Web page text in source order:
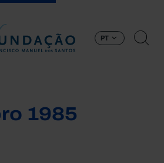
PT
1985